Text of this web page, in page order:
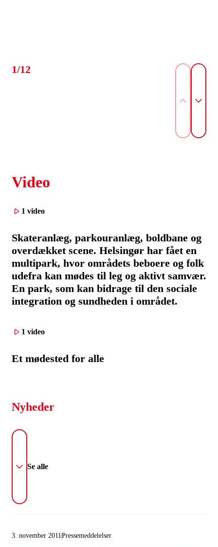
1/12
Video
1 video
Skateranlæg, parkouranlæg, boldbane og
overdækket scene. Helsingør har fået en
multipark, hvor områdets beboere og folk
udefra kan mødes til leg og aktivt samvær.
En park, som kan bidrage til den sociale
integration og sundheden i området.
1 video
Et mødested for alle
Nyheder
Se alle
3. november 2011Pressemeddelelser